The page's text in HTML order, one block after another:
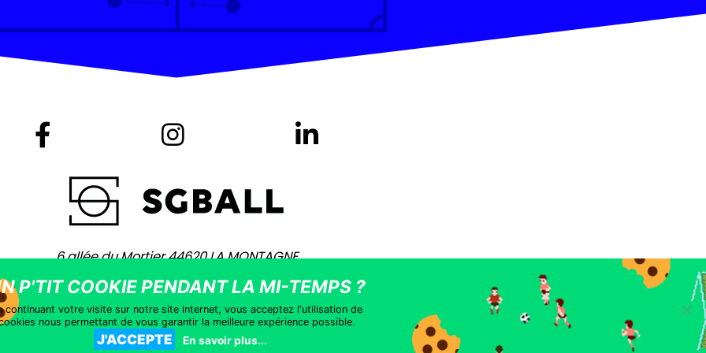
6 allée du Mortier 44620 LA MONTAGNE
+ 33 (0)2 40 75 80 80 -contact@sgball.com
© 2021 – Site coaché parVingt Mille Lieues–Mentions légales
continuant votre visite sur notre site internet, vous acceptez l'utilisation de
nous permettant de vous garantir la meilleure expérience possible.
J'ACCEPTE En savoir plus...